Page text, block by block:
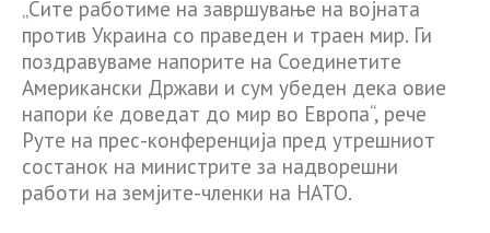
„Сите работиме на завршување на војната
против Украина со праведен и траен мир. Ги
поздравуваме напорите на Соединетите
Американски Држави и сум убеден дека овие
напори ќе доведат до мир во Европа“, рече
Руте на прес-конференција пред утрешниот
состанок на министрите за надворешни
работи на земјите-членки на НАТО.